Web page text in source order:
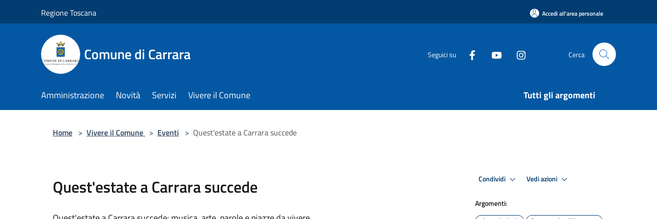
Regione Toscana Accedi all'area personale
Comune di Carrara Seguici su Cerca
Amministrazione Novità Servizi Vivere il Comune Tutti gli argomenti
Home > Vivere il Comune > Eventi > Quest'estate a Carrara succede
Quest'estate a Carrara succede Condividi Vedi azioni
Argomenti: